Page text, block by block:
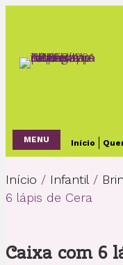
MENU Início
Início / Infantil /
6 lápis de Cera
Caixa com 6